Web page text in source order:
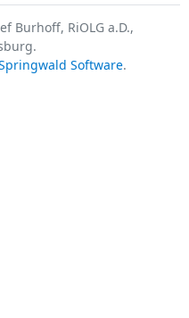
Burhoff, RiOLG a.D.,
Software.